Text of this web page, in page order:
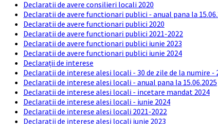
Declaratii de avere consilieri locali 2020
Declaratii de avere functionari publici - anual pana la
Declaratii de avere functionari publici 2020
Declaratii de avere functionari publici 2021-2022
Declaratii de avere functionari publici iunie 2023
Declaratii de avere functionari publici iunie 2024
Declarații de interese
Declaratii de interese alesi locali - 30 de zile de la numire -
Declaratii de interese alesi locali - anual pana la 15.06.2025
Declaratii de interese alesi locali - incetare mandat 2024
Declaratii de interese alesi locali - iunie 2024
Declaratii de interese alesi locali 2021-2022
Declaratii de interese alesi locali iunie 2023